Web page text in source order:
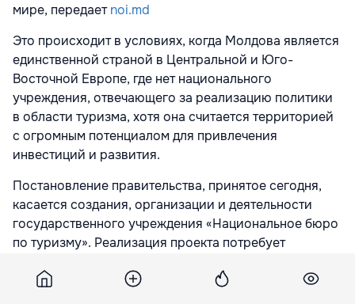
мире, передаетnoi.md
Это происходит в условиях, когда Молдова является
единственной страной в Центральной и Юго-
Восточной Европе, где нет национального
учреждения, отвечающего за реализацию политики
в области туризма, хотя она считается территорией
с огромным потенциалом для привлечения
инвестиций и развития.
Постановление правительства, принятое сегодня,
касается создания, организации и деятельности
государственного учреждения «Национальное бюро
по туризму». Реализация проекта потребует
заработную плату 25 единиц персонала